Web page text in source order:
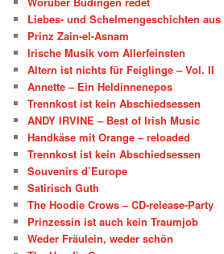
Liebes- und Schelmengeschichten aus
Prinz Zain-el-Asnam
Irische Musik vom Allerfeinsten
Altern ist nichts für Feiglinge – Vol. II
Annette – Ein Heldinnenepos
Trennkost ist kein Abschiedsessen
ANDY IRVINE – Best of Irish Music
Handkäse mit Orange – reloaded
Trennkost ist kein Abschiedsessen
Souvenirs d’Europe
Satirisch Guth
The Hoodie Crows – CD-release-Party
Prinzessin ist auch kein Traumjob
Weder Fräulein, weder schön